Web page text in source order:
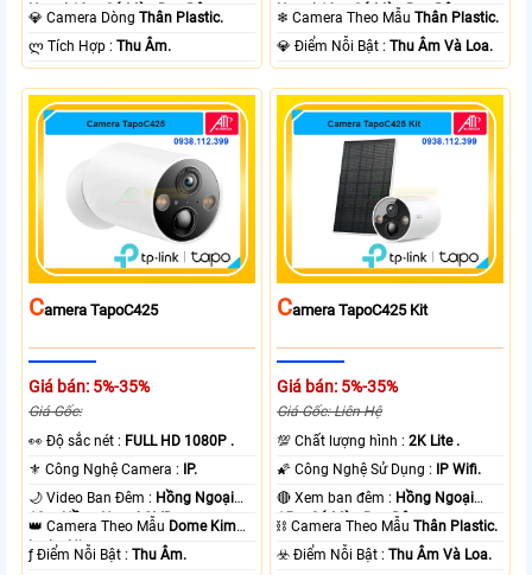
Ngoại 10m Có Màu Ban Ðêm.
💎 Camera DòngThân Plastic.
️ლ Tích Hợp :Thu Âm.
Ngoại 10m Có Màu Ban Ðêm.
❄ Camera Theo MẫuThân Plastic.
️💎 Điểm Nỗi Bật :Thu Âm Và Loa.
CAmera TapoC425
Giá bán: 5%-35%
Giá Gốc:
️👀 Độ sắc nét : FULL HD 1080P .
⚜️ Công Nghệ Camera :
IP.
🌙 Video Ban Đêm : Hồng Ngoại
10m Hồng Ngoại SMD.
👑 Camera Theo Mẫu Dome Kim
loại + Nhựa.
️ƒ Điểm Nỗi Bật :Thu Âm.
CAmera TapoC425 Kit
Giá bán: 5%-35%
Giá Gốc: Liên Hệ
💯 Chất lượng hình :2K Lite .
🌠 Công Nghệ Sử Dụng :
IP Wifi.
🔴 Xem ban đêm : Hồng Ngoại
15m Có Màu Ban Ðêm.
⛓ Camera Theo MẫuThân Plastic.
️☣️ Điểm Nỗi Bật :Thu Âm Và Loa.